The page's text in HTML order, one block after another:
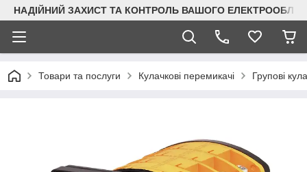
НАДІЙНИЙ ЗАХИСТ ТА КОНТРОЛЬ ВАШОГО
Товари та послуги Кулачкові перемикачі Групові